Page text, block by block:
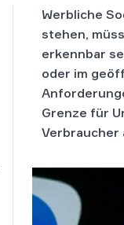
Werbliche
stehen,
erkennbar
oder im
Grenze für
Verbraucher